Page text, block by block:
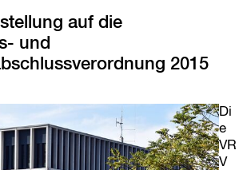
auf die
und
2015
Di
e
VR
V